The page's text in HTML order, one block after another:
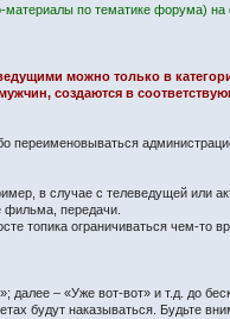
по тематике форума)
можно только в
создаются в
переименовываться
в случае с телеведущей или
фильма, передачи.
топика ограничиваться чем-то
– «Уже вот-вот» и т.д. до
будут наказываться. Будьте